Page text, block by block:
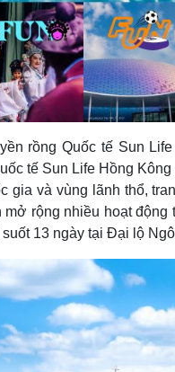
rồng Quốc tế Sun
tế Sun Life Hồng
gia và vùng lãnh thổ,
rộng nhiều hoạt
13 ngày tại Đại lộ